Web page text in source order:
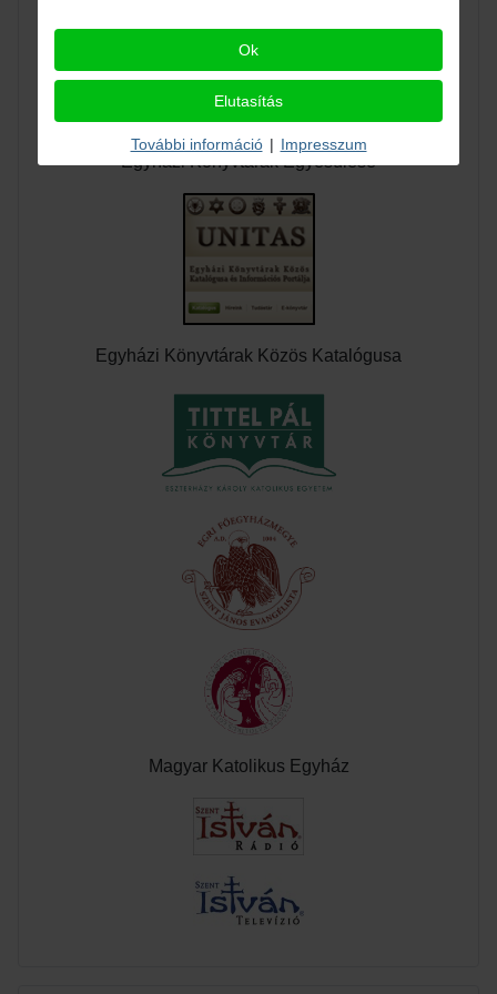
Egyházi Könyvtárak Egyesülése
Egyházi Könyvtárak Közös Katalógusa
Magyar Katolikus Egyház
Ok
Elutasítás
További információ | Impresszum